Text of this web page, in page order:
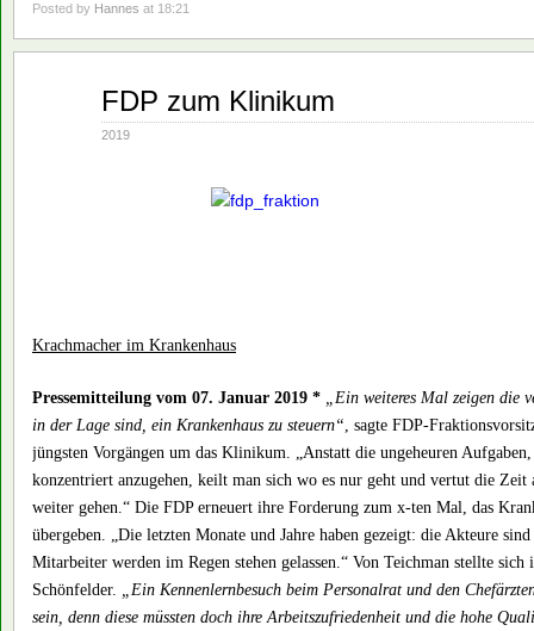
Posted by Hannes at 18:21
FDP zum Klinikum
2019
Krachmacher im Krankenhaus
Pressemitteilung vom 07. Januar 2019 *
„Ein weiteres Mal zeigen die
in der Lage sind, ein Krankenhaus zu steuern“ , sagte FDP-
jüngsten Vorgängen um das Klinikum. „Anstatt die ungeheuren
konzentriert anzugehen, keilt man sich wo es nur geht und vertut die Zeit
weiter gehen.“ Die FDP erneuert ihre Forderung zum x-ten Mal, das
übergeben. „Die letzten Monate und Jahre haben gezeigt: die Akteure
Mitarbeiter werden im Regen stehen gelassen.“ Von Teichman stellte
Schönfelder.
„Ein Kennenlernbesuch beim Personalrat und den
sein, denn diese müssten doch ihre Arbeitszufriedenheit und die hohe